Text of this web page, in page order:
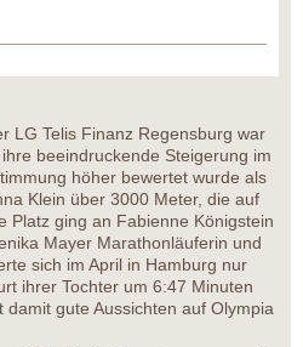
LG Telis Finanz Regensburg war
beeindruckende Steigerung im
höher bewertet wurde als
Klein über 3000 Meter, die auf
Platz ging an Fabienne Königstein
Mayer Marathonläuferin und
sich im April in Hamburg nur
ihrer Tochter um 6:47 Minuten
gute Aussichten auf Olympia